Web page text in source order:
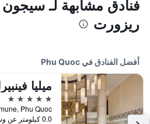
فنادق مشابهة لـ
ريزورت
أفضل الفنادق في Phu Quoc
5 نجوم
0.0 كيلومتر عن وسط المدينة